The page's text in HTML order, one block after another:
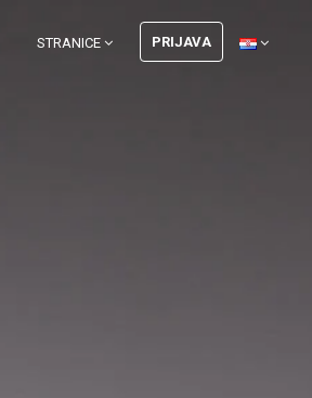
STRANICE PRIJAVA